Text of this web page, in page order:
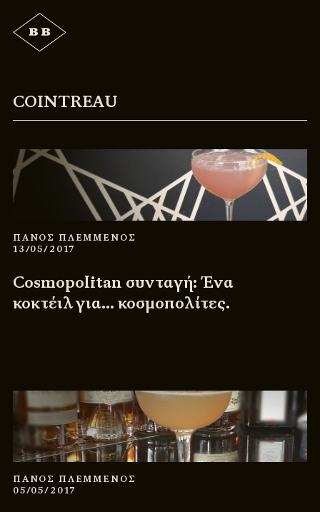
COINTREAU
ΠΑΝΟΣ ΠΛΕΜΜΕΝΟΣ
13/05/2017
Cosmopolitan συνταγή: Ένα
κοκτέιλ για… κοσμοπολίτες.
ΠΑΝΟΣ ΠΛΕΜΜΕΝΟΣ
05/05/2017